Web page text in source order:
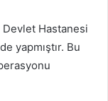
Hastanesi
yapmıştır. Bu